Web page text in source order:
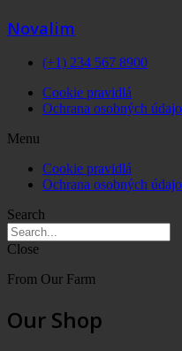
Novalim
(+1) 234 567 8900
Cookie pravidlá
Ochrana osobných
Menu
Cookie pravidlá
Ochrana osobných
Search
Close
From Our Farm
Our Shop